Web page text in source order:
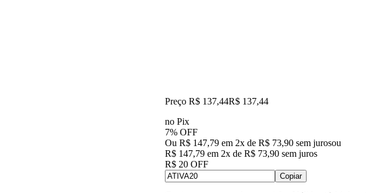
Preço R$ 137,44R$ 137,44
no Pix
7% OFF
Ou R$ 147,79 em 2x de R$ 73,90 sem jurosou
R$ 147,79 em 2x de R$ 73,90 sem juros
R$ 20 OFF
Copiar